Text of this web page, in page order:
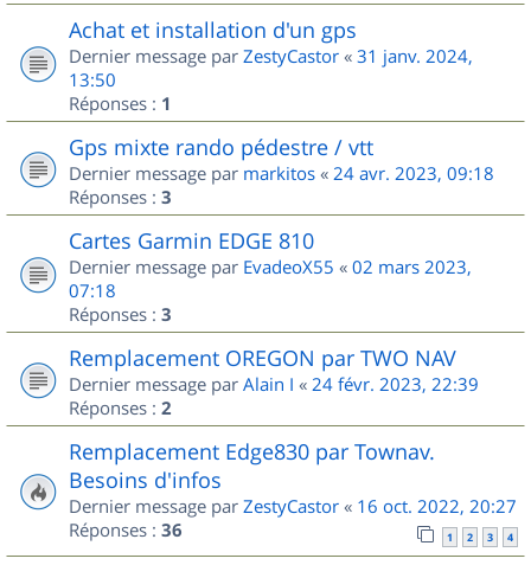
Achat et installation d'un gps
Dernier message par ZestyCastor « 31 janv. 2024,
13:50
Réponses : 1
Gps mixte rando pédestre / vtt
Dernier message par markitos « 24 avr. 2023, 09:18
Réponses : 3
Cartes Garmin EDGE 810
Dernier message par EvadeoX55 « 02 mars 2023,
07:18
Réponses : 3
Remplacement OREGON par TWO NAV
Dernier message par Alain I « 24 févr. 2023, 22:39
Réponses : 2
Remplacement Edge830 par Townav.
Besoins d'infos
Dernier message par ZestyCastor « 16 oct. 2022, 20:27
Réponses : 36 1 2 3 4